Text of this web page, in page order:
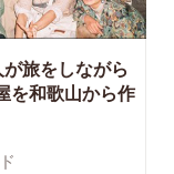
旅をしながら
を和歌山から作